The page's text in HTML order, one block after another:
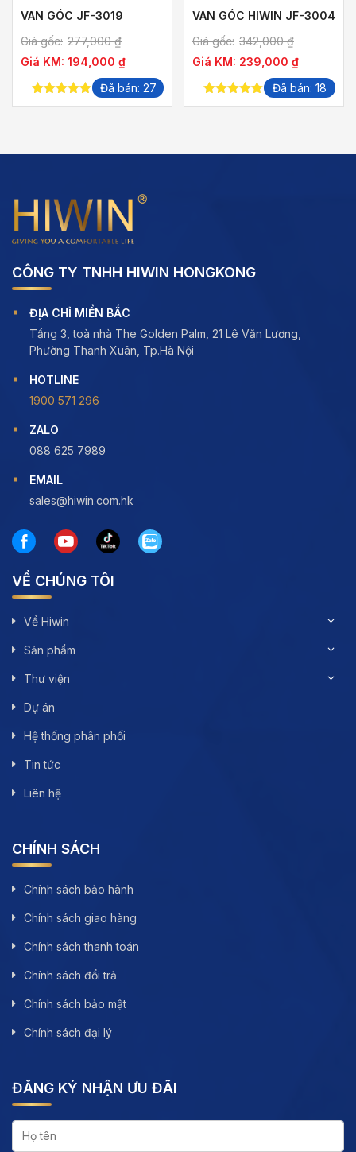
VAN GÓC JF-3019
Giá gốc: 277,000₫
Giá KM: 194,000 ₫
5.00out of
Đã bán: 27
VAN GÓC HIWIN JF-3004
Giá gốc: 342,000₫
Giá KM: 239,000 ₫
5.00out of
Đã bán: 18
CÔNG TY TNHH HIWIN HONGKONG
ĐỊA CHỈ MIỀN BẮC
Tầng 3, toà nhà The Golden Palm, 21 Lê Văn Lương,
Phường Thanh Xuân, Tp.Hà Nội
HOTLINE
1900 571 296
ZALO
088 625 7989
EMAIL
sales@hiwin.com.hk
VỀ CHÚNG TÔI
Về Hiwin
Sản phẩm
Thư viện
Dự án
Hệ thống phân phối
Tin tức
Liên hệ
CHÍNH SÁCH
Chính sách bảo hành
Chính sách giao hàng
Chính sách thanh toán
Chính sách đổi trả
Chính sách bảo mật
Chính sách đại lý
ĐĂNG KÝ NHẬN ƯU ĐÃI